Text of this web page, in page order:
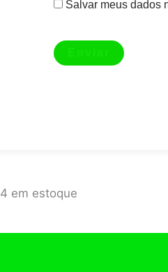
Salvar meus dados
4 em estoque